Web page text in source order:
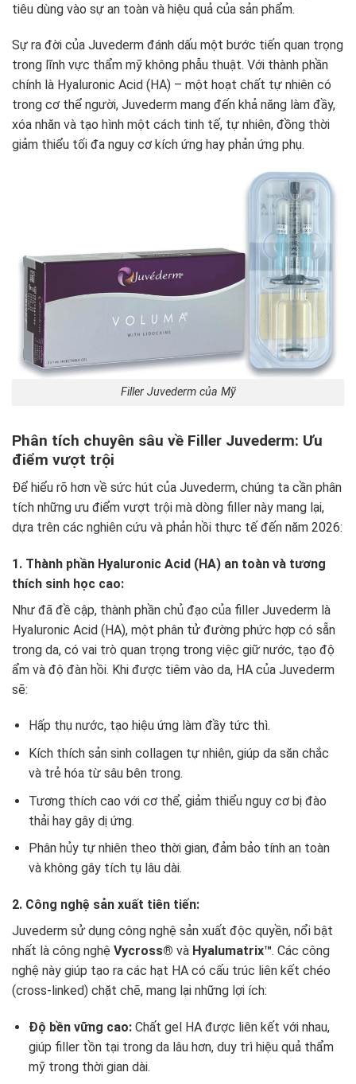
tiêu dùng vào sự an toàn và hiệu quả của sản phẩm.
Sự ra đời của Juvederm đánh dấu một bước tiến quan trọng
trong lĩnh vực thẩm mỹ không phẫu thuật. Với thành phần
chính là Hyaluronic Acid (HA) – một hoạt chất tự nhiên có
trong cơ thể người, Juvederm mang đến khả năng làm đầy,
xóa nhăn và tạo hình một cách tinh tế, tự nhiên, đồng thời
giảm thiểu tối đa nguy cơ kích ứng hay phản ứng phụ.
Filler Juvederm của Mỹ
Phân tích chuyên sâu về Filler Juvederm: Ưu
điểm vượt trội
Để hiểu rõ hơn về sức hút của Juvederm, chúng ta cần phân
tích những ưu điểm vượt trội mà dòng filler này mang lại,
dựa trên các nghiên cứu và phản hồi thực tế đến năm 2026:
1. Thành phần Hyaluronic Acid (HA) an toàn và tương
thích sinh học cao:
Như đã đề cập, thành phần chủ đạo của filler Juvederm là
Hyaluronic Acid (HA), một phân tử đường phức hợp có sẵn
trong da, có vai trò quan trọng trong việc giữ nước, tạo độ
ẩm và độ đàn hồi. Khi được tiêm vào da, HA của Juvederm
sẽ:
Hấp thụ nước, tạo hiệu ứng làm đầy tức thì.
Kích thích sản sinh collagen tự nhiên, giúp da săn chắc
và trẻ hóa từ sâu bên trong.
Tương thích cao với cơ thể, giảm thiểu nguy cơ bị đào
thải hay gây dị ứng.
Phân hủy tự nhiên theo thời gian, đảm bảo tính an toàn
và không gây tích tụ lâu dài.
2. Công nghệ sản xuất tiên tiến:
Juvederm sử dụng công nghệ sản xuất độc quyền, nổi bật
nhất là công nghệ Vycross® và Hyalumatrix™. Các công
nghệ này giúp tạo ra các hạt HA có cấu trúc liên kết chéo
(cross-linked) chặt chẽ, mang lại những lợi ích:
Độ bền vững cao:Chất gel HA được liên kết với nhau,
giúp filler tồn tại trong da lâu hơn, duy trì hiệu quả thẩm
mỹ trong thời gian dài.